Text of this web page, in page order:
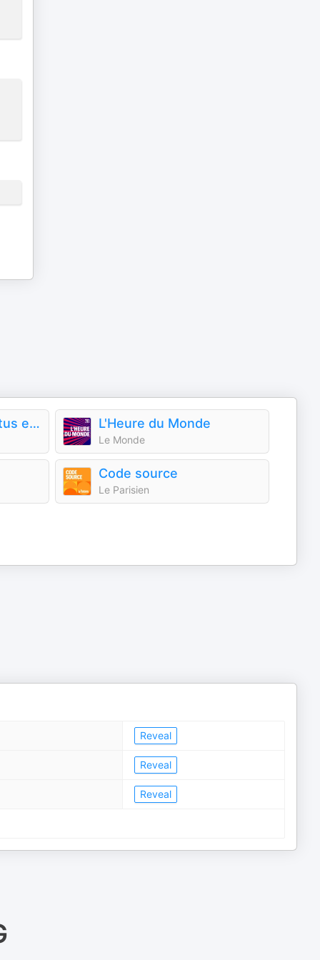
HugoDécrypte - Actus et interviews L'Heure du Monde
Le Monde
Code source
Le Parisien
Reveal
Reveal
Reveal